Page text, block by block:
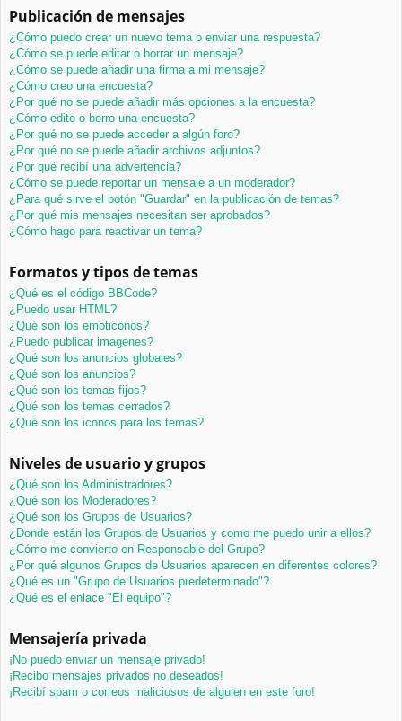
Publicación de mensajes
¿Cómo puedo crear un nuevo tema o enviar una respuesta?
¿Cómo se puede editar o borrar un mensaje?
¿Cómo se puede añadir una firma a mi mensaje?
¿Cómo creo una encuesta?
¿Por qué no se puede añadir más opciones a la encuesta?
¿Cómo edito o borro una encuesta?
¿Por qué no se puede acceder a algún foro?
¿Por qué no se puede añadir archivos adjuntos?
¿Por qué recibí una advertencia?
¿Cómo se puede reportar un mensaje a un moderador?
¿Para qué sirve el botón "Guardar" en la publicación de temas?
¿Por qué mis mensajes necesitan ser aprobados?
¿Cómo hago para reactivar un tema?
Formatos y tipos de temas
¿Qué es el código BBCode?
¿Puedo usar HTML?
¿Qué son los emoticonos?
¿Puedo publicar imagenes?
¿Qué son los anuncios globales?
¿Qué son los anuncios?
¿Qué son los temas fijos?
¿Qué son los temas cerrados?
¿Qué son los iconos para los temas?
Niveles de usuario y grupos
¿Qué son los Administradores?
¿Qué son los Moderadores?
¿Qué son los Grupos de Usuarios?
¿Donde están los Grupos de Usuarios y como me puedo unir a ellos?
¿Cómo me convierto en Responsable del Grupo?
¿Por qué algunos Grupos de Usuarios aparecen en diferentes colores?
¿Qué es un "Grupo de Usuarios predeterminado"?
¿Qué es el enlace "El equipo"?
Mensajería privada
¡No puedo enviar un mensaje privado!
¡Recibo mensajes privados no deseados!
¡Recibí spam o correos maliciosos de alguien en este foro!